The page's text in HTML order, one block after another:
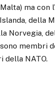
ma con
della
Norvegia,
membri
della NATO.